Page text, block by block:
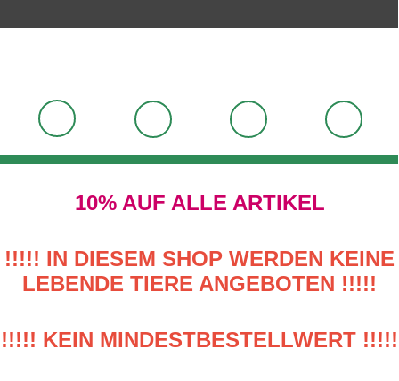
10% AUF ALLE ARTIKEL
!!!!! IN DIESEM SHOP WERDEN KEINE
LEBENDE TIERE ANGEBOTEN !!!!!
!!!!! KEIN MINDESTBESTELLWERT !!!!!